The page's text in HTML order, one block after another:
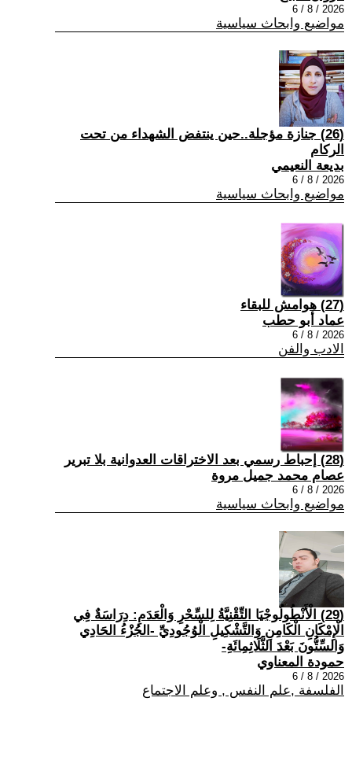
2026 / 8 / 6
مواضيع وابحاث سياسية
(26) جنازة مؤجلة..حين ينتفض الشهداء من تحت
الركام
بديعة النعيمي
2026 / 8 / 6
مواضيع وابحاث سياسية
(27) هوامش للبقاء
عماد أبو حطب
2026 / 8 / 6
الادب والفن
(28) إحباط رسمي بعد الاختراقات العدوانية بلا تبرير
عصام محمد جميل مروة
2026 / 8 / 6
مواضيع وابحاث سياسية
(29) الْأَنْطُولُوجْيَا التِّقْنِيَّةُ لِلسِّحْرِ وَالْعَدَمِ: دِرَاسَةٌ فِي
الْإِمْكَانِ الْكَامِنِ وَالتَّشْكِيلِ الْوُجُودِيِّ -الجُزْءُ الحَادِي
وَالسِّتُّونَ بَعْدَ الثَّلَاثِمِائَةِ-
حمودة المعناوي
2026 / 8 / 6
الفلسفة ,علم النفس , وعلم الاجتماع